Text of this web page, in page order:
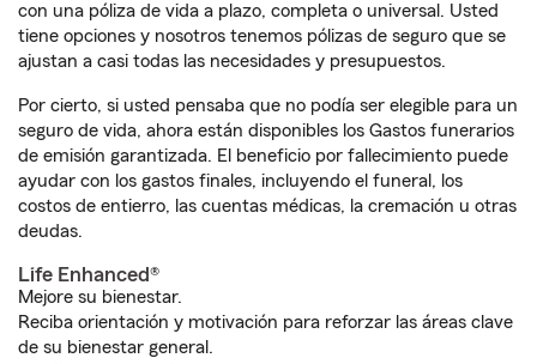
con una póliza de vida a plazo, completa o universal. Usted
tiene opciones y nosotros tenemos pólizas de seguro que se
ajustan a casi todas las necesidades y presupuestos.
Por cierto, si usted pensaba que no podía ser elegible para un
seguro de vida, ahora están disponibles los Gastos funerarios
de emisión garantizada. El beneficio por fallecimiento puede
ayudar con los gastos finales, incluyendo el funeral, los
costos de entierro, las cuentas médicas, la cremación u otras
deudas.
Life Enhanced®
Mejore su bienestar.
Reciba orientación y motivación para reforzar las áreas clave
de su bienestar general.